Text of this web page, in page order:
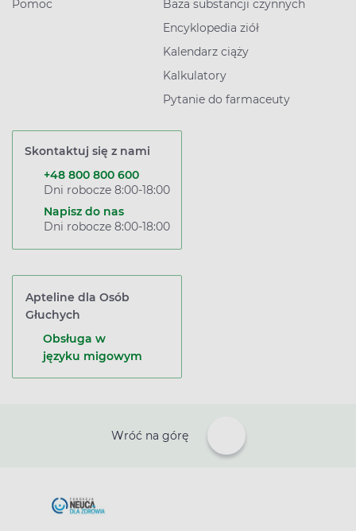
Pomoc
Baza substancji czynnych
Encyklopedia ziół
Kalendarz ciąży
Kalkulatory
Pytanie do farmaceuty
Skontaktuj się z nami
+48 800 800 600
Dni robocze 8:00-18:00
Napisz do nas
Dni robocze 8:00-18:00
Apteline dla Osób
Głuchych
Obsługa w
języku migowym
Wróć na górę